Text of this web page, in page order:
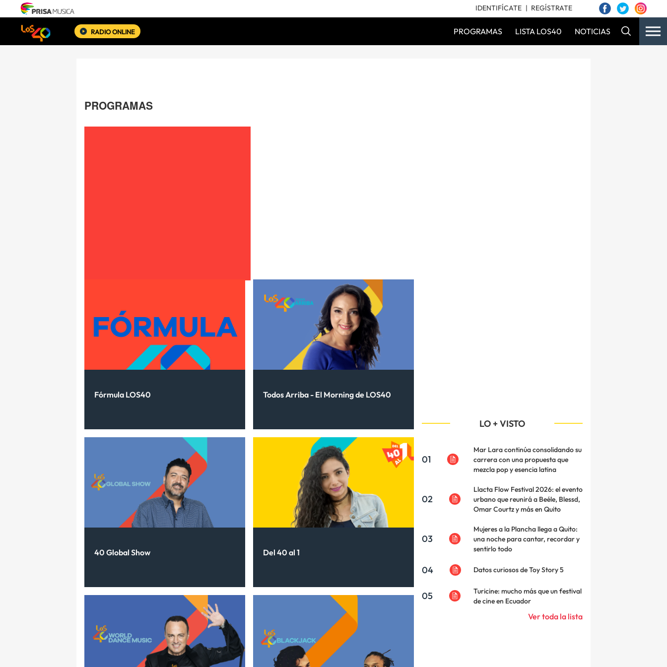
IDENTIFÍCATE REGÍSTRATE
RADIO ONLINE PROGRAMAS LISTA LOS40 NOTICIAS
PROGRAMAS
Fórmula LOS40 Todos Arriba - El Morning de LOS40
40 Global Show Del 40 al 1
LO + VISTO
01
Mar Lara continúa consolidando su
carrera con una propuesta que
mezcla pop y esencia latina
02
Llacta Flow Festival 2026: el evento
urbano que reunirá a Beéle, Blessd,
Omar Courtz y más en Quito
03
Mujeres a la Plancha llega a Quito:
una noche para cantar, recordar y
sentirlo todo
04 Datos curiosos de Toy Story 5
05
Turicine: mucho más que un festival
de cine en Ecuador
Ver toda la lista